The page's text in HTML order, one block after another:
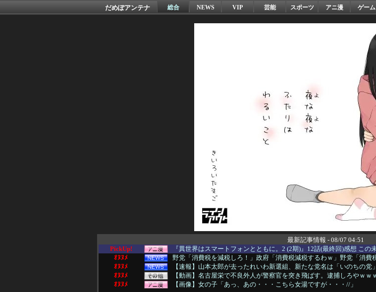
だめぽアンテナ 総合 NEWS VIP 芸能 スポーツ アニ漫 ゲーム
最新記事情報 - 08/07 04:51
PickUp!
『異世界はスマートフォンとともに。2 (2期)』12話(最終回)感想 この
ｵﾇﾇﾒ
野党「消費税を減税しろ！」政府「消費税減税するわｗ」野党「消費
ｵﾇﾇﾒ
【速報】山本太郎が去ったれいわ新選組、新たな党名は「いのちの
ｵﾇﾇﾒ
【動画】名古屋栄で不良外人が警察官を突き飛ばす。逮捕しろやｗｗ
ｵﾇﾇﾒ
【画像】女の子「あっ、あの・・・こちら女湯ですが・・・//」